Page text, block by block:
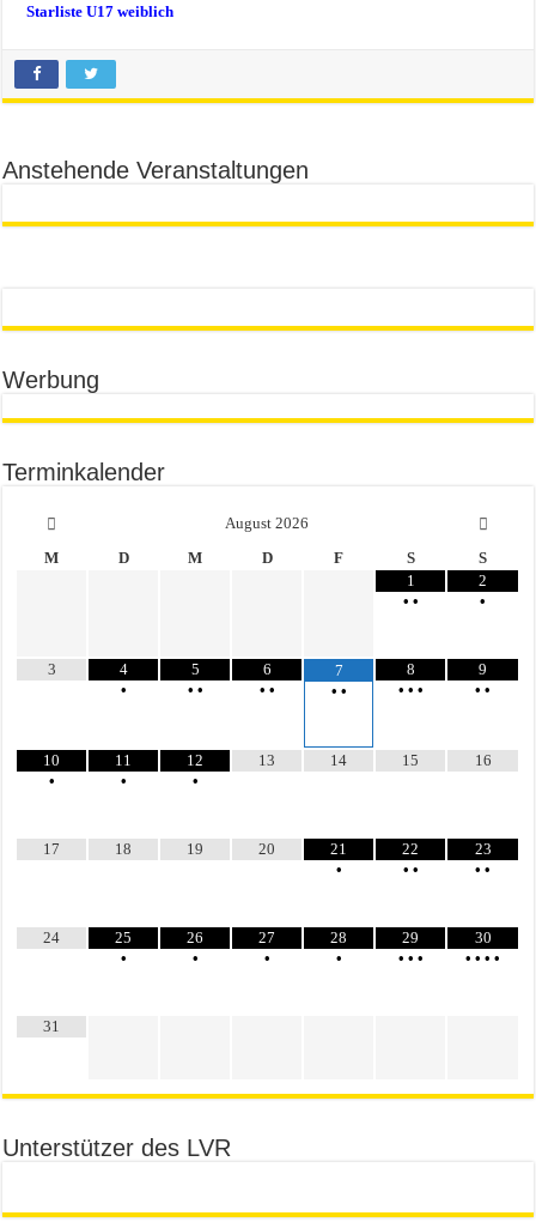
Starliste U17 weiblich
Anstehende Veranstaltungen
Werbung
Terminkalender
August 2026
M
D M D F S
S
1
• •
2
•
3
4
•
5
• •
6
• •
7
• •
8
• • •
9
••
10
•
11
•
12
•
13 14 15 16
17 18 19 20
21
•
22
• •
23
••
24
25
•
26
•
27
•
28
•
29
• • •
30
••••
31
Unterstützer des LVR